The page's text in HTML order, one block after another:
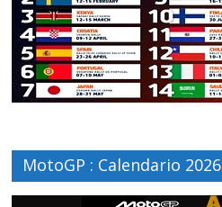
MotoGP : Calendario 2026